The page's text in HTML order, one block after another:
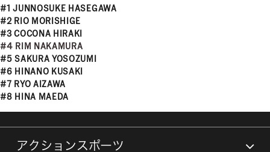
#1 JUNNOSUKE HASEGAWA
#2 RIO MORISHIGE
#3 COCONA HIRAKI
#4 RIM NAKAMURA
#5 SAKURA YOSOZUMI
#6 HINANO KUSAKI
#7 RYO AIZAWA
#8 HINA MAEDA
アクションスポーツ